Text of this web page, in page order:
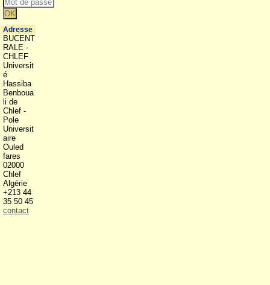
Adresse
BUCENT
RALE -
CHLEF
Universit
é
Hassiba
Benboua
li de
Chlef -
Pole
Universit
aire
Ouled
fares
02000
Chlef
Algérie
+213 44
35 50 45
contact